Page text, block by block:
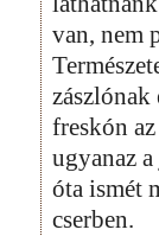
van, nem
zászlónak
freskón
ugyanaz
óta ismét
cserben.